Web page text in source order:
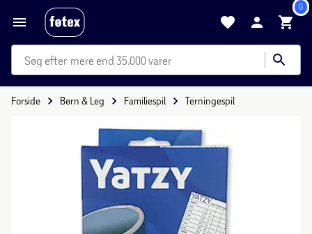
0
mere end 35.000 varer
Forside Børn & Leg Familiespil Terningespil